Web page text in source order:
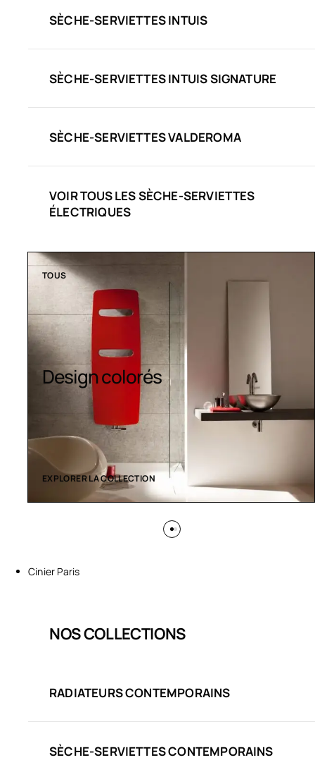
SÈCHE-SERVIETTES INTUIS
SÈCHE-SERVIETTES INTUIS SIGNATURE
SÈCHE-SERVIETTES VALDEROMA
VOIR TOUS LES SÈCHE-SERVIETTES
ÉLECTRIQUES
TOUS
Sèche-serviettes
contemporains
EXPLORER LA COLLECTION
Cinier Paris
NOS COLLECTIONS
RADIATEURS CONTEMPORAINS
SÈCHE-SERVIETTES CONTEMPORAINS